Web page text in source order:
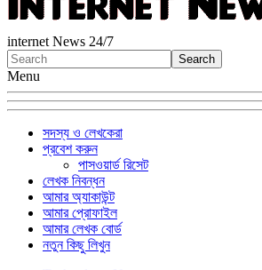
internet News 24/7
Menu
সদস্য ও লেখকেরা
প্রবেশ করুন
পাসওয়ার্ড রিসেট
লেখক নিবন্ধন
আমার অ্যাকাউন্ট
আমার প্রোফাইল
আমার লেখক বোর্ড
নতুন কিছু লিখুন